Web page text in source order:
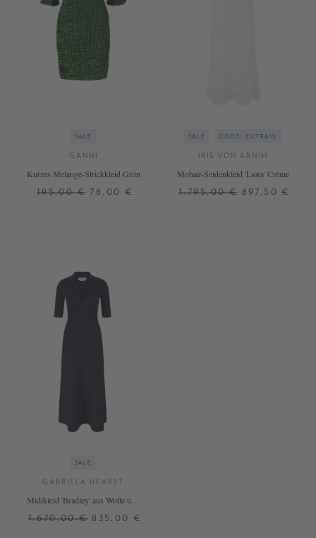
SALE
GANNI
Kurzes Melange-Strickkleid Grün
195,00 € 78,00 €
SALE CODE: EXTRA15
IRIS VON ARNIM
Mohair-Seidenkleid 'Liora' Crème
1.795,00 € 897,50 €
SALE
GABRIELA HEARST
Midikleid 'Bradley' aus Wolle und
1.670,00 € 835,00 €